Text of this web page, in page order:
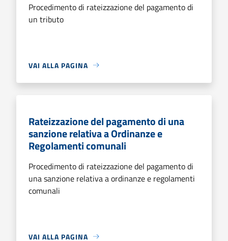
Procedimento di rateizzazione del pagamento di
un tributo
VAI ALLA PAGINA
Rateizzazione del pagamento di una
sanzione relativa a Ordinanze e
Regolamenti comunali
Procedimento di rateizzazione del pagamento di
una sanzione relativa a ordinanze e regolamenti
comunali
VAI ALLA PAGINA